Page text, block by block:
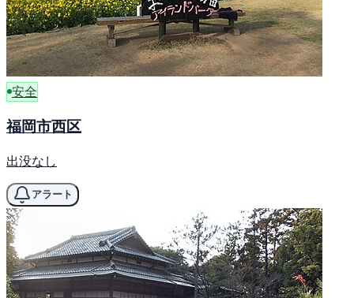
安全
福岡市西区
出没なし
アラート